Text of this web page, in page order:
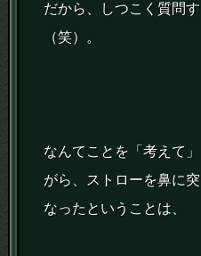
だから、しつこく質問
（笑）。
なんてことを「考えて
がら、ストローを鼻に
なったということは、